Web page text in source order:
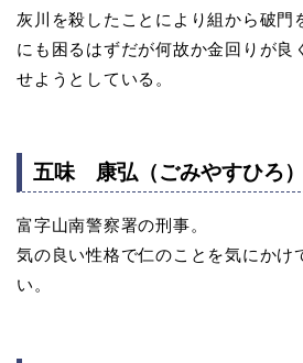
灰川を殺したことにより組から破門
にも困るはずだが何故か金回りが良
せようとしている。
五味 康弘（ごみやすひろ）
富字山南警察署の刑事。
気の良い性格で仁のことを気にかけ
い。